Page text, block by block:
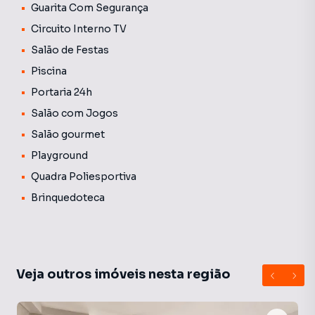
Guarita Com Segurança
Circuito Interno TV
Salão de Festas
Piscina
Portaria 24h
Salão com Jogos
Salão gourmet
Playground
Quadra Poliesportiva
Brinquedoteca
Veja outros imóveis nesta região